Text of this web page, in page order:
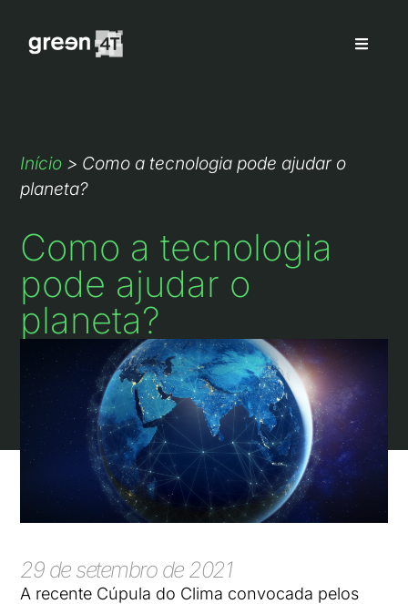
Início > Como a tecnologia pode ajudar o
planeta?
Como a tecnologia
pode ajudar o
planeta?
29 de setembro de 2021
A recente Cúpula do Clima convocada pelos